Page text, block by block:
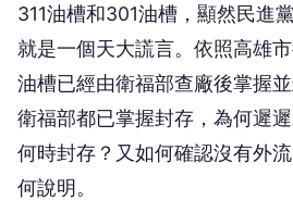
311油槽和301油槽，顯然民進
就是一個天大謊言。依照高雄
油槽已經由衛福部查廠後掌握
衛福部都已掌握封存，為何遲
何時封存？又如何確認沒有外
何說明。